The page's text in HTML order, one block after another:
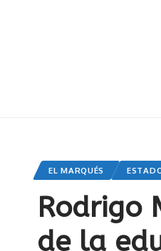
EL MARQUÉS
Rodrigo
de la